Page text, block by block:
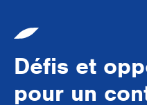
Défis et
pour un